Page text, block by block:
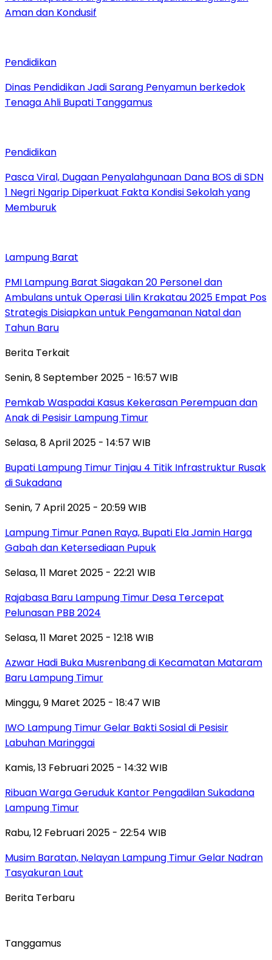
Aman dan Kondusif
Pendidikan
Dinas Pendidikan Jadi Sarang Penyamun berkedok
Tenaga Ahli Bupati Tanggamus
Pendidikan
Pasca Viral, Dugaan Penyalahgunaan Dana BOS di SDN
1 Negri Ngarip Diperkuat Fakta Kondisi Sekolah yang
Memburuk
Lampung Barat
PMI Lampung Barat Siagakan 20 Personel dan
Ambulans untuk Operasi Lilin Krakatau 2025 Empat Pos
Strategis Disiapkan untuk Pengamanan Natal dan
Tahun Baru
Berita Terkait
Senin, 8 September 2025 - 16:57 WIB
Pemkab Waspadai Kasus Kekerasan Perempuan dan
Anak di Pesisir Lampung Timur
Selasa, 8 April 2025 - 14:57 WIB
Bupati Lampung Timur Tinjau 4 Titik Infrastruktur Rusak
di Sukadana
Senin, 7 April 2025 - 20:59 WIB
Lampung Timur Panen Raya, Bupati Ela Jamin Harga
Gabah dan Ketersediaan Pupuk
Selasa, 11 Maret 2025 - 22:21 WIB
Rajabasa Baru Lampung Timur Desa Tercepat
Pelunasan PBB 2024
Selasa, 11 Maret 2025 - 12:18 WIB
Azwar Hadi Buka Musrenbang di Kecamatan Mataram
Baru Lampung Timur
Minggu, 9 Maret 2025 - 18:47 WIB
IWO Lampung Timur Gelar Bakti Sosial di Pesisir
Labuhan Maringgai
Kamis, 13 Februari 2025 - 14:32 WIB
Ribuan Warga Geruduk Kantor Pengadilan Sukadana
Lampung Timur
Rabu, 12 Februari 2025 - 22:54 WIB
Musim Baratan, Nelayan Lampung Timur Gelar Nadran
Tasyakuran Laut
Berita Terbaru
Tanggamus